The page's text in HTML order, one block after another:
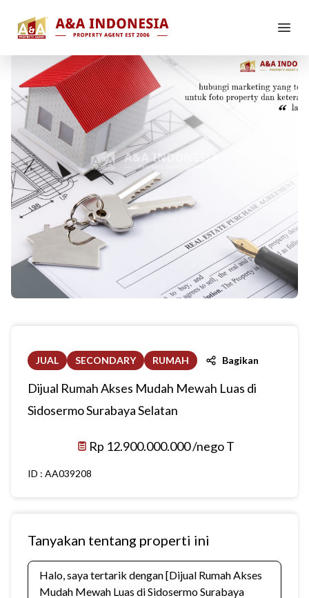
JUAL SECONDARY RUMAH Bagikan
Dijual Rumah Akses Mudah Mewah Luas di
Sidosermo Surabaya Selatan
Rp 12.900.000.000 /nego T
ID : AA039208
Tanyakan tentang properti ini